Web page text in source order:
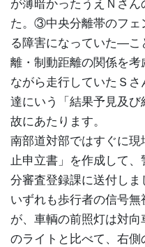
た。③中央分離帯のフェ
る障害になっていた―こ
離・制動距離の関係を
ながら走行していたＳ
達にいう「結果予見及
故にあたります。
南部道対部ではすぐに
止申立書」を作成して
分審査登録課に送付しま
いずれも歩行者の信号
が、車輌の前照灯は対
のライトと比べて、右